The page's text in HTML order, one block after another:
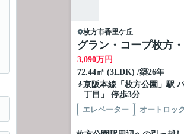
枚方市香里ケ丘
グラン・コープ枚方
3,090万円
72.44㎡ (3LDK) /築26年
京阪本線「 枚方公園 」駅
丁目」 停歩3分
エレベーター
オートロック